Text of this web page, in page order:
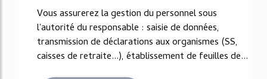
Vous assurerez la gestion du personnel sous
l'autorité du responsable : saisie de données,
transmission de déclarations aux organismes (SS,
caisses de retraite...), établissement de feuilles de...